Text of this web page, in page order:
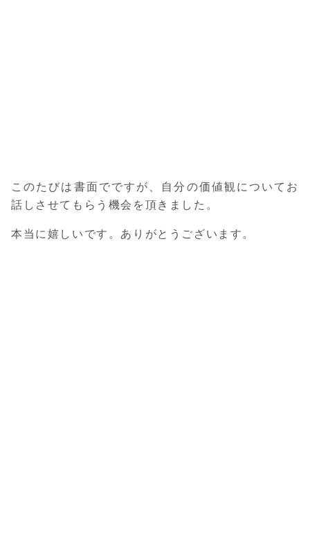
このたびは書面でですが、自分の価値観についてお
話しさせてもらう機会を頂きました。
本当に嬉しいです。ありがとうございます。